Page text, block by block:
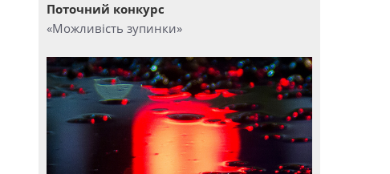
Поточний конкурс
«Можливість зупинки»